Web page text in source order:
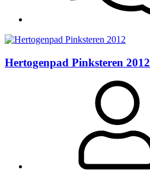
Hertogenpad Pinksteren 2012